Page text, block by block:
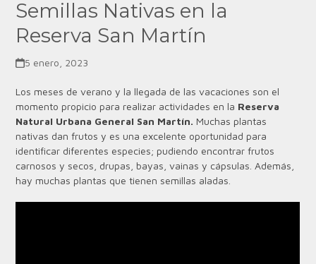
Semillas Nativas en la
Reserva San Martín
5 enero, 2023
Los meses de verano y la llegada de las vacaciones son el
momento propicio para realizar actividades en la Reserva
Natural Urbana General San Martín. Muchas plantas
nativas dan frutos y es una excelente oportunidad para
identificar diferentes especies; pudiendo encontrar frutos
carnosos y secos, drupas, bayas, vainas y cápsulas. Además,
hay muchas plantas que tienen semillas aladas.